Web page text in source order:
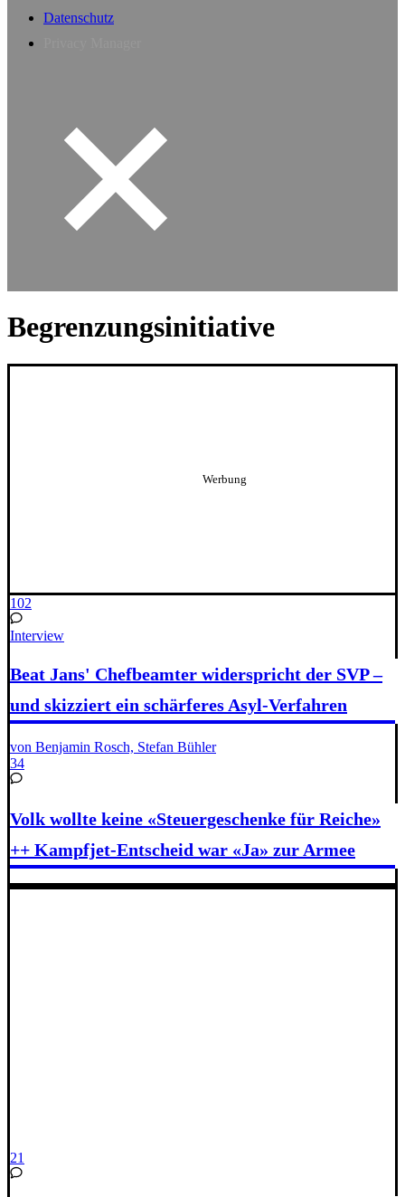
Datenschutz
Begrenzungsinitiative
102
Interview
Beat Jans' Chefbeamter widerspricht der SVP –
und skizziert ein schärferes Asyl-Verfahren
von Benjamin Rosch, Stefan Bühler
34
Volk wollte keine «Steuergeschenke für Reiche»
++ Kampfjet-Entscheid war «Ja» zur Armee
21